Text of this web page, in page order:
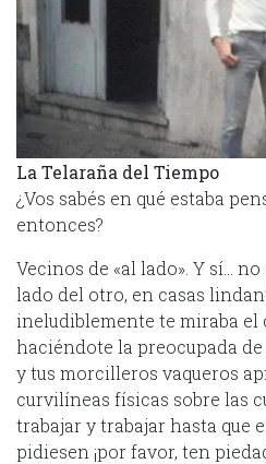
La Telaraña del Tiempo
¿Vos sabés en qué estaba
entonces?
Vecinos de «al lado». Y sí…
lado del otro, en casas
ineludiblemente te miraba el
haciéndote la preocupada
y tus morcilleros vaqueros
curvilíneas físicas sobre las
trabajar y trabajar hasta que
pidiesen ¡por favor, ten